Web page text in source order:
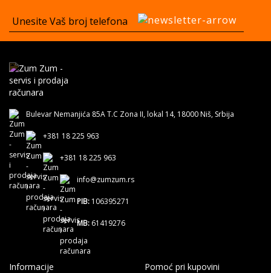
Bulevar Nemanjića 85A T.C Zona II, lokal 14, 18000 Niš, Srbija
+381 18 225 963
+381 18 225 963
info@zumzum.rs
PIB: 106395271
MB: 61419276
Informacije Pomoć pri kupovini